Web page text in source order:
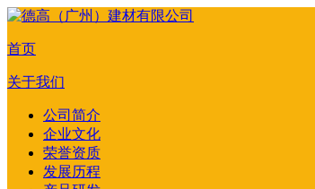
首页
关于我们
公司简介
企业文化
荣誉资质
发展历程